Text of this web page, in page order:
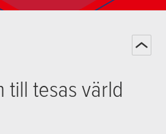
till tesas värld